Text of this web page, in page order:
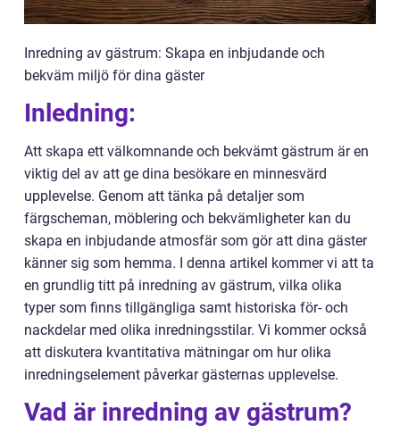
Inredning av gästrum: Skapa en inbjudande och
bekväm miljö för dina gäster
Inledning:
Att skapa ett välkomnande och bekvämt gästrum är en
viktig del av att ge dina besökare en minnesvärd
upplevelse. Genom att tänka på detaljer som
färgscheman, möblering och bekvämligheter kan du
skapa en inbjudande atmosfär som gör att dina gäster
känner sig som hemma. I denna artikel kommer vi att ta
en grundlig titt på inredning av gästrum, vilka olika
typer som finns tillgängliga samt historiska för- och
nackdelar med olika inredningsstilar. Vi kommer också
att diskutera kvantitativa mätningar om hur olika
inredningselement påverkar gästernas upplevelse.
Vad är inredning av gästrum?